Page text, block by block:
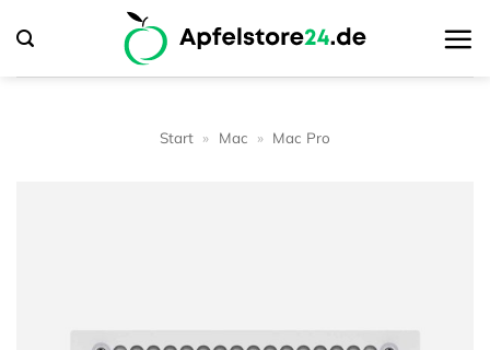
Inhalt
springen
Start » Mac » Mac Pro